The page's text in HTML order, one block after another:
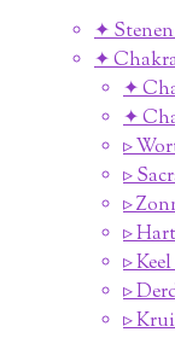
✦
✦
✦
✦
▹
▹
▹
▹
▹
▹
▹